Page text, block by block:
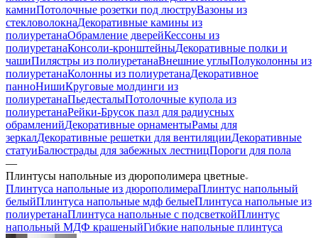
камниПотолочные розетки под люструВазоны из
стекловолокнаДекоративные камины из
полиуретанаОбрамление дверейКессоны из
полиуретанаКонсоли-кронштейныДекоративные полки и
чашиПилястры из полиуретанаВнешние углыПолуколонны из
полиуретанаКолонны из полиуретанаДекоративное
панноНишиКруговые молдинги из
полиуретанаПьедесталыПотолочные купола из
полиуретанаРейки-Брусок пазл для радиусных
обрамленийДекоративные орнаментыРамы для
зеркалДекоративные решетки для вентиляцииДекоративные
статуиБалюстрады для забежных лестницПороги для пола
—
Плинтусы напольные из дюрополимера цветные
Плинтуса напольные из дюрополимераПлинтус напольный
белыйПлинтуса напольные мдф белыеПлинтуса напольные из
полиуретанаПлинтуса напольные с подсветкойПлинтус
напольный МДФ крашеныйГибкие напольные плинтуса